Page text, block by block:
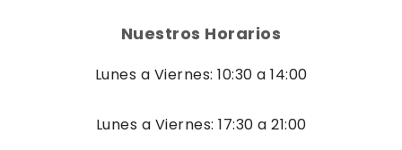
Nuestros Horarios
Lunes a Viernes: 10:30 a 14:00
Lunes a Viernes: 17:30 a 21:00